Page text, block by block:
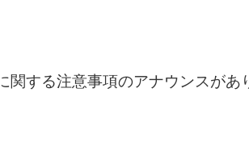
する注意事項のアナウンスがあ